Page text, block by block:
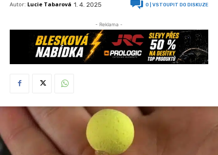
Autor: Lucie Tabarová 1. 4. 2025 0 | VSTOUPIT DO DISKUZE
- Reklama -